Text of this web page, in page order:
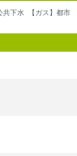
共下水 【ガス】都市